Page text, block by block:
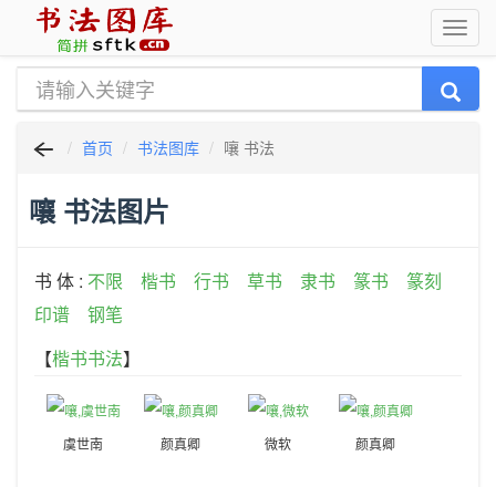
首页 书法图库 嚷 书法
嚷 书法图片
书 体 : 不限 楷书 行书 草书 隶书 篆书
篆刻
印谱
钢笔
【楷书书法】
虞世南 颜真卿 微软 颜真卿